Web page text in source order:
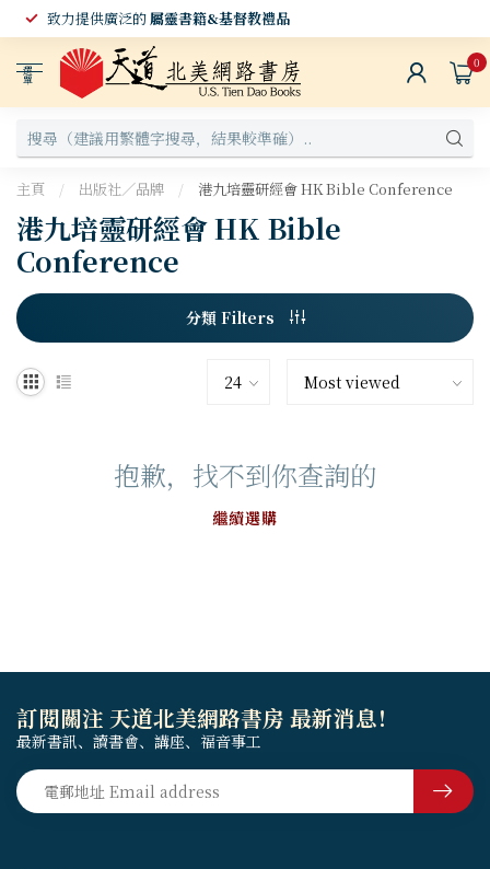
致力提供廣泛的屬靈書籍&基督教禮品
選
單
0
主頁 / 出版社／品牌 / 港九培靈研經會 HK Bible Conference
港九培靈研經會 HK Bible
Conference
分類 Filters
抱歉，找不到你查詢的
繼續選購
訂閱關注 天道北美網路書房 最新消息！
最新書訊、讀書會、講座、福音事工